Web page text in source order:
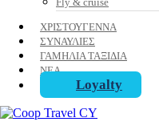
ΧΡΙΣΤΟΥΓΕΝΝΑ
ΣΥΝΑΥΛΙΕΣ
ΓΑΜΗΛΙΑ ΤΑΞΙΔΙΑ
ΝΕΑ
Loyalty